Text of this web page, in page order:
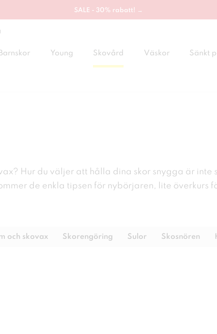
SALE - 30% rabatt! →
Young Skovård Väskor Sänkt
Hur du väljer att hålla dina skor snygga är inte
de enkla tipsen för nybörjaren, lite överkurs
och skovax Skorengöring Sulor Skosnören